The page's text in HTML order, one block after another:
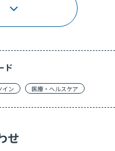
ド
イン 医療・ヘルスケア
せ